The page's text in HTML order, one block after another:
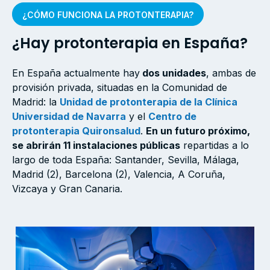
¿CÓMO FUNCIONA LA PROTONTERAPIA?
¿Hay protonterapia en España?
En España actualmente hay dos unidades, ambas de
provisión privada, situadas en la Comunidad de
Madrid: la Unidad de protonterapia de la Clínica
Universidad de Navarra y el Centro de
protonterapia Quironsalud. En un futuro próximo,
se abrirán 11 instalaciones públicas repartidas a lo
largo de toda España: Santander, Sevilla, Málaga,
Madrid (2), Barcelona (2), Valencia, A Coruña,
Vizcaya y Gran Canaria.